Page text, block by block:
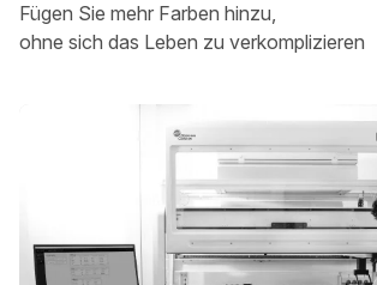
Fügen Sie mehr Farben hinzu,
ohne sich das Leben zu verkomplizieren